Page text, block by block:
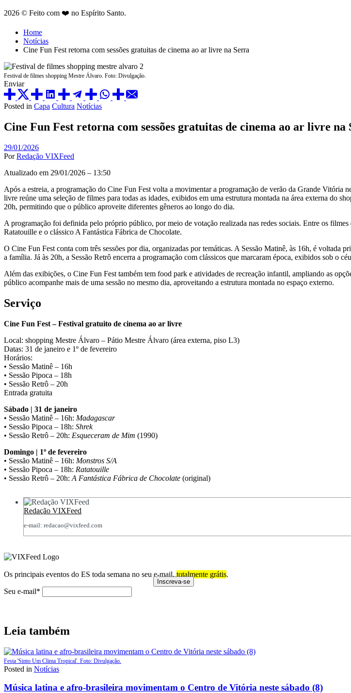
2026 © Feito com ❤️ no Espírito Santo.
Home
Notícias
Cine Fun Fest retorna com sessões gratuitas de cinema ao ar livre na Serra
Festival de filmes shopping Mestre Álvaro. Foto: Divulgação.
Enviar
Posted in Capa Cultura Notícias
Cine Fun Fest retorna com sessões gratuitas de cinema ao ar livre na
29/01/2026
Por Redação VIXFeed
Atualizado em 29/01/2026 – 13:50
Após a estreia, a programação do Cine Fun Fest volta a movimentar a programação de verão da Grande
livre reúne uma seleção de filmes para todas as idades, exibidos em uma estrutura montada na área externa do
20h, permitindo que o público aproveite diferentes gêneros ao longo do dia.
A programação foi definida pelo próprio público, por meio de votação realizada nas redes sociais. Entre os
Ratatouille e o clássico A Fantástica Fábrica de Chocolate.
O Cine Fun Fest conta com três sessões por dia, organizadas por temáticas. A Sessão Matinê, às 16h, é
a família. Já às 20h, a Sessão Retrô encerra a programação com clássicos que marcaram época, exibidos sob o
Além das exibições, o Cine Fun Fest também tem food park e atividades de recreação infantil, ampliando as
público acompanhe mais de uma sessão no mesmo dia, aproveitando a estrutura montada no espaço externo.
Serviço
Cine Fun Fest – Festival gratuito de cinema ao ar livre
Local: shopping Mestre Álvaro – Pátio Mestre Álvaro (área externa, piso L3)
Datas: 31 de janeiro e 1º de fevereiro
Horários:
• Sessão Matinê – 16h
• Sessão Pipoca – 18h
• Sessão Retrô – 20h
Entrada gratuita
Sábado | 31 de janeiro
• Sessão Matinê – 16h: Madagascar
• Sessão Pipoca – 18h: Shrek
• Sessão Retrô – 20h: Esqueceram de Mim (1990)
Domingo | 1º de fevereiro
• Sessão Matinê – 16h: Monstros S/A
• Sessão Pipoca – 18h: Ratatouille
• Sessão Retrô – 20h: A Fantástica Fábrica de Chocolate (original)
Redação VIXFeed
e-mail: redacao@vixfeed.com
Os principais eventos do ES toda semana no seu e-mail, totalmente grátis.
Seu e-mail*
Leia também
Festa 'Sinto Um Clima Tropical'. Foto: Divulgação.
Posted in Notícias
Música latina e afro-brasileira movimentam o Centro de Vitória neste sábado (8)